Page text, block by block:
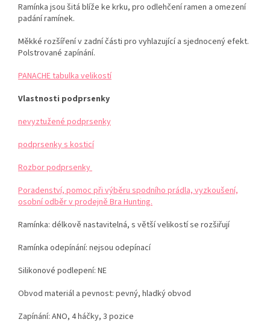
Ramínka jsou šitá blíže ke krku, pro odlehčení ramen a omezení
padání ramínek.
Měkké rozšíření v zadní části pro vyhlazující a sjednocený efekt.
Polstrované zapínání.
PANACHE tabulka velikostí
Vlastnosti podprsenky
nevyztužené podprsenky
podprsenky s kosticí
Rozbor podprsenky
Poradenství, pomoc při výběru spodního prádla, vyzkoušení,
osobní odběr v prodejně Bra Hunting.
Ramínka: délkově nastavitelná, s větší velikostí se rozšiřují
Ramínka odepínání: nejsou odepínací
Silikonové podlepení: NE
Obvod materiál a pevnost: pevný, hladký obvod
Zapínání: ANO, 4 háčky, 3 pozice